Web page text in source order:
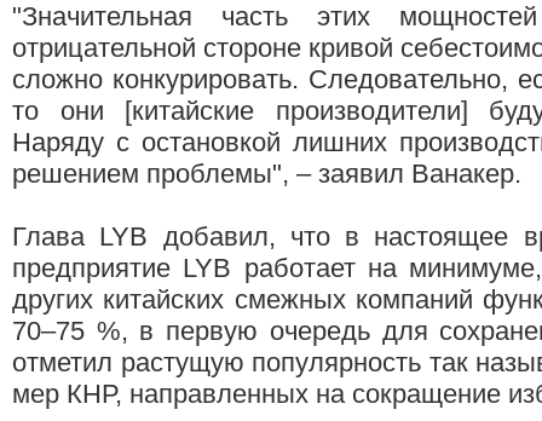
"Значительная часть этих
отрицательной стороне кривой
сложно конкурировать. Следовательно,
то они [китайские производители]
Наряду с остановкой лишних
решением проблемы", – заявил Ванакер.
Глава LYB добавил, что в настоящее
предприятие LYB работает на
других китайских смежных компаний
70–75 %, в первую очередь для
отметил растущую популярность так
мер КНР, направленных на сокращение